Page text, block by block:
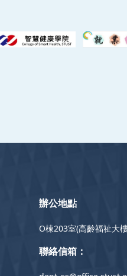
辦公地點
O棟203室(高齡福祉大
聯絡信箱：